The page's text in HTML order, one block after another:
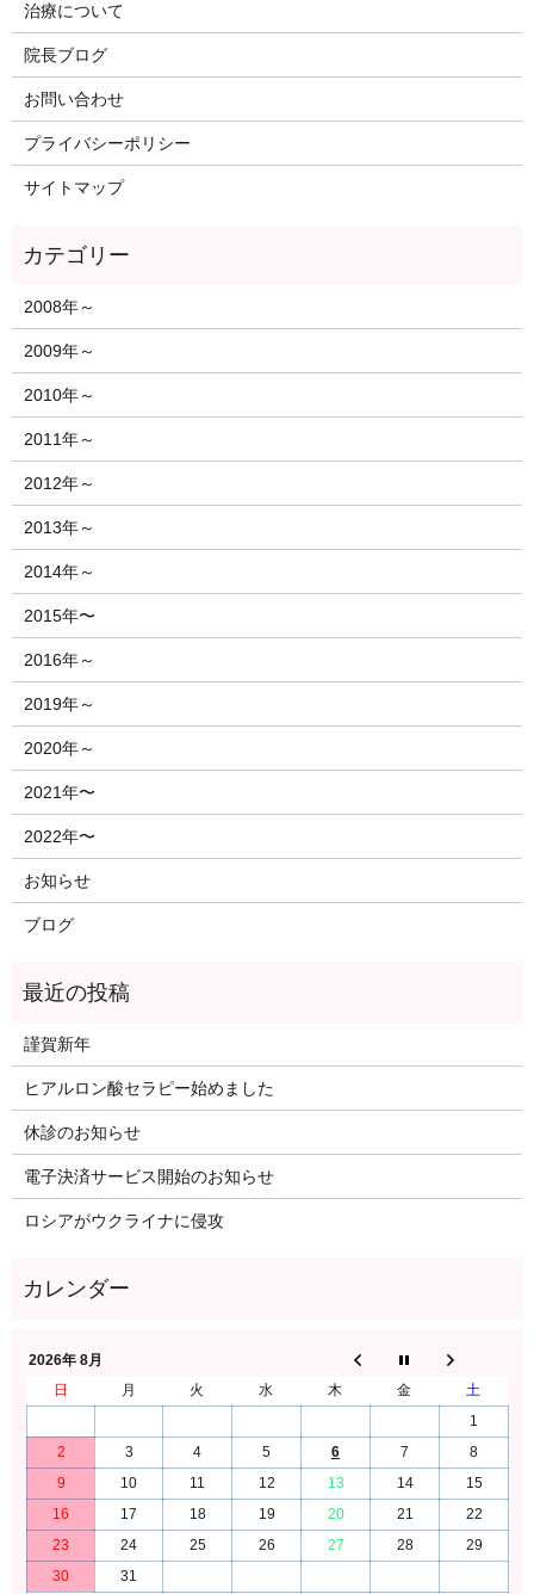
治療について
院長ブログ
お問い合わせ
プライバシーポリシー
サイトマップ
2008年～
2009年～
2010年～
2011年～
2012年～
2013年～
2014年～
2015年〜
2016年～
2019年～
2020年～
2021年〜
2022年〜
お知らせ
ブログ
謹賀新年
ヒアルロン酸セラピー始めました
休診のお知らせ
電子決済サービス開始のお知らせ
ロシアがウクライナに侵攻
2026年 8月
日
月 火 水 木 金
土
1
2
3 4 5 6 7
8
9
10 11 12 13 14
15
16
17 18 19 20 21
22
23
24 25 26 27 28
29
30
31